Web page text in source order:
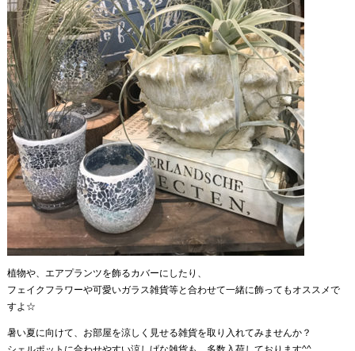
植物や、エアプランツを飾るカバーにしたり、
フェイクフラワーや可愛いガラス雑貨等と合わせて一緒に飾ってもオススメで
すよ☆
暑い夏に向けて、お部屋を涼しく見せる雑貨を取り入れてみませんか？